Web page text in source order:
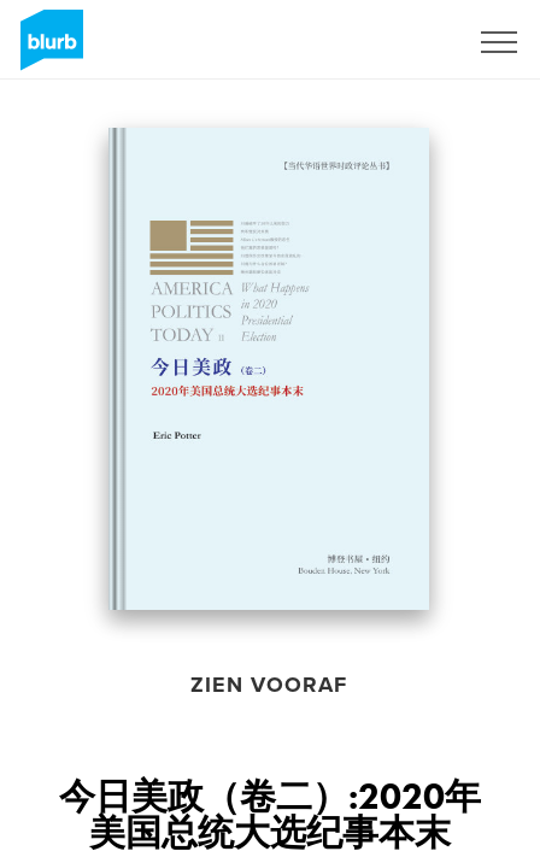
ZIEN VOORAF
今日美政（卷二）:2020年
美国总统大选纪事本末